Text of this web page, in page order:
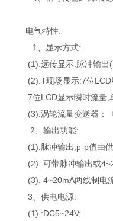
电气特性:
1、显示方式:
(1).远传显示:脉冲输出
(2).T现场显示:7位
7位LCD显示瞬时流量,
(3).涡轮流量变送器：
2、输出功能:
(1).脉冲输出,p-p值由
(2). 可带脉冲输出或
(3). 4~20mA两线制电
3、供电电源:
(1).:DC5~24V;